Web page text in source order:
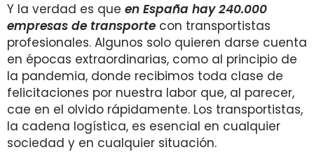
Y la verdad es que en España hay 240.000
empresas de transporte con transportistas
profesionales. Algunos solo quieren darse cuenta
en épocas extraordinarias, como al principio de
la pandemia, donde recibimos toda clase de
felicitaciones por nuestra labor que, al parecer,
cae en el olvido rápidamente. Los transportistas,
la cadena logística, es esencial en cualquier
sociedad y en cualquier situación.